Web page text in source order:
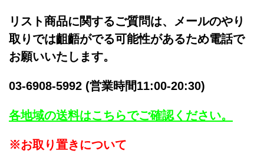
リスト商品に関するご質問は、メールのやり
取りでは齟齬がでる可能性があるため電話で
お願いいたします。
03-6908-5992 (営業時間11:00-20:30)
各地域の送料はこちらでご確認ください。
※お取り置きについて